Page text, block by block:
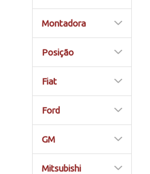
Montadora
Posição
Fiat
Ford
GM
Mitsubishi